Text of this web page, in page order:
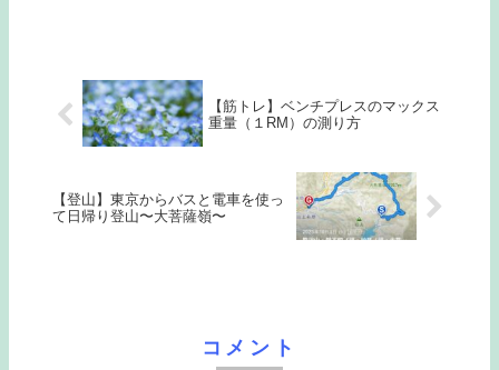
【筋トレ】ベンチプレスのマックス
重量（１RM）の測り方
【登山】東京からバスと電車を使っ
て日帰り登山〜大菩薩嶺〜
コメント